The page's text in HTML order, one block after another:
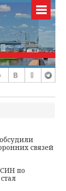
связей
по